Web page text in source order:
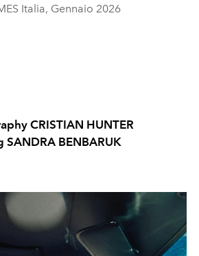
Italia, Gennaio 2026
CRISTIAN HUNTER
SANDRA BENBARUK